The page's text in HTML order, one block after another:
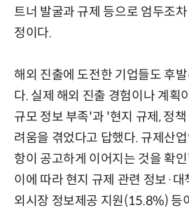
트너 발굴과 규제 등으로 엄두조
정이다.
해외 진출에 도전한 기업들도 후
다. 실제 해외 진출 경험이나 계획
규모 정보 부족'과 '현지 규제, 정
려움을 겪었다고 답했다. 규제산
항이 공고하게 이어지는 것을 확
이에 따라 현지 규제 관련 정보·
외시장 정보제공 지원(15.8%) 등